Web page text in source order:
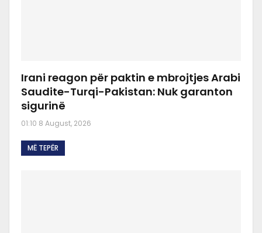
Irani reagon për paktin e mbrojtjes Arabi
Saudite-Turqi-Pakistan: Nuk garanton
sigurinë
01:10 8 August, 2026
MË TEPËR